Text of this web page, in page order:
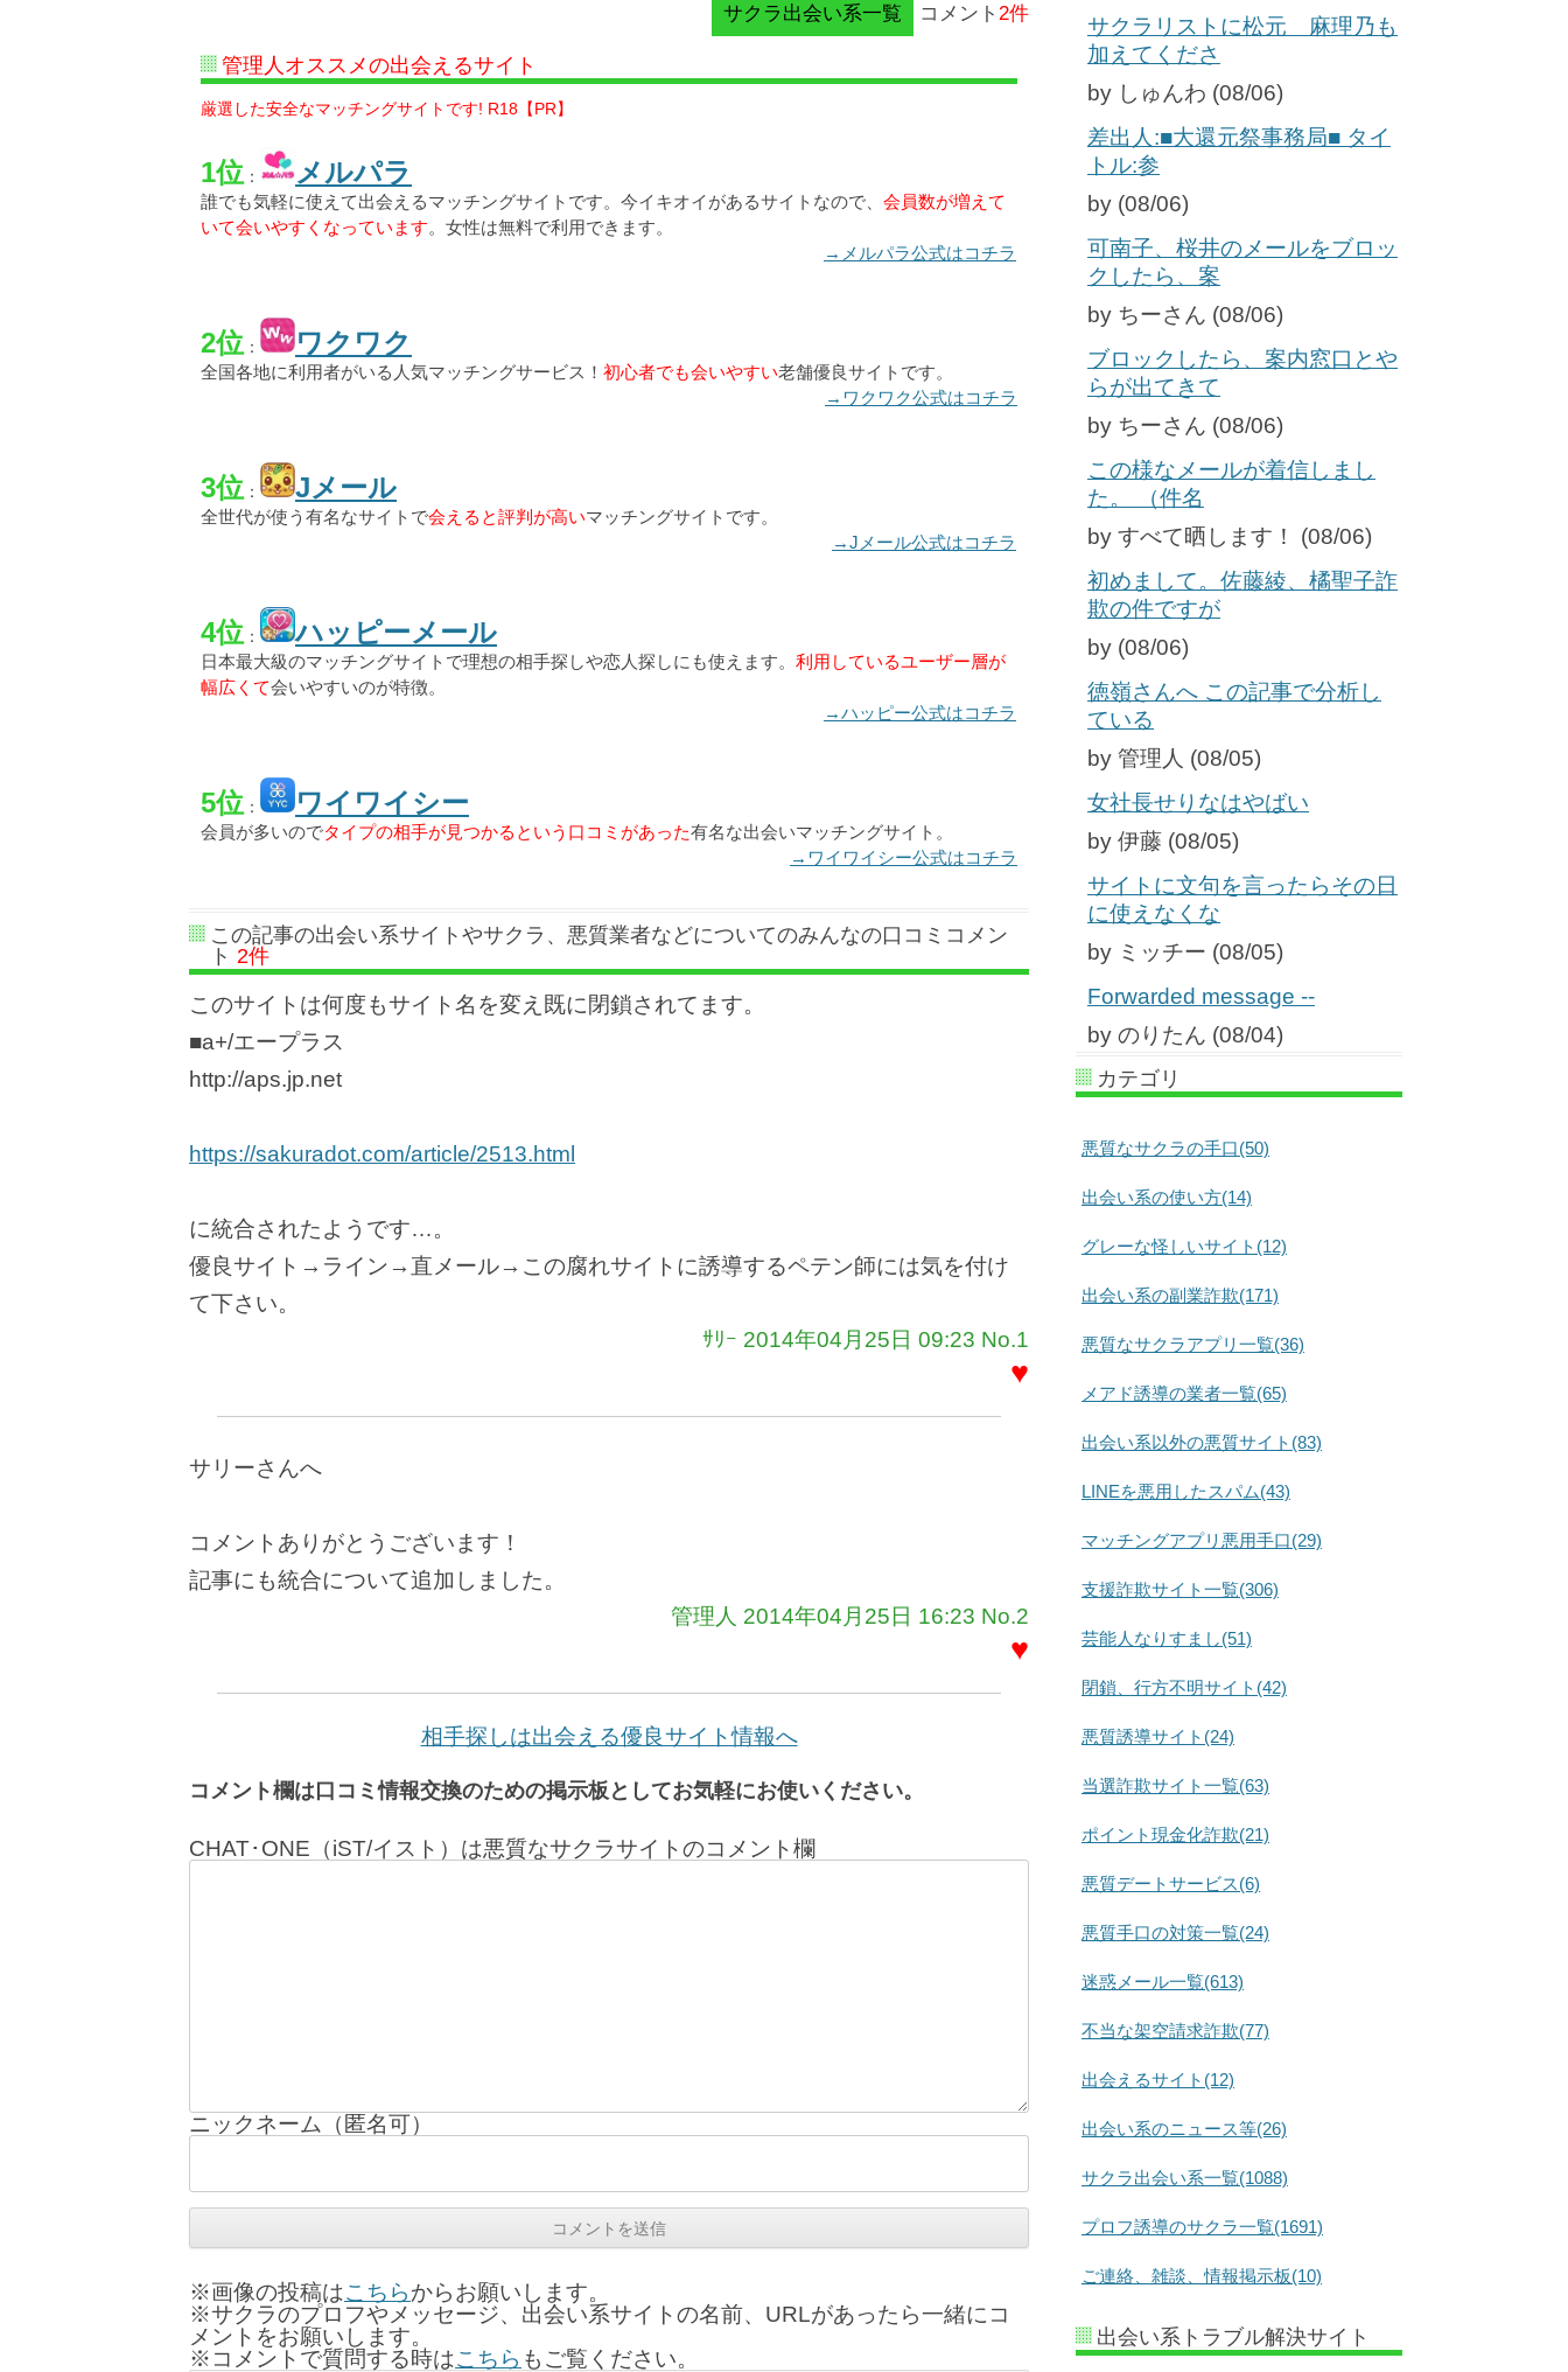
サクラ出会い系一覧
コメント 2件
管理人オススメの出会えるサイト
厳選した安全なマッチングサイトです! R18【PR】
1位： メルパラ
誰でも気軽に使えて出会えるマッチングサイトです。今イキオイがあるサイトなので、 会員数が増えて
いて会いやすくなっています。女性は無料で利用できます。
→メルパラ公式はコチラ
2位： ワクワク
全国各地に利用者がいる人気マッチングサービス！ 初心者でも会いやすい老舗優良サイトです。
→ワクワク公式はコチラ
3位： Jメール
全世代が使う有名なサイトで会えると評判が高いマッチングサイトです。
→Jメール公式はコチラ
4位： ハッピーメール
日本最大級のマッチングサイトで理想の相手探しや恋人探しにも使えます。 利用しているユーザー層が
幅広くて会いやすいのが特徴。
→ハッピー公式はコチラ
5位： ワイワイシー
会員が多いのでタイプの相手が見つかるという口コミがあった有名な出会いマッチングサイト。
→ワイワイシー公式はコチラ
この記事の出会い系サイトやサクラ、悪質業者などについてのみんなの口コミコメン
ト 2件
このサイトは何度もサイト名を変え既に閉鎖されてます。
■a+/エープラス
http://aps.jp.net
https://sakuradot.com/article/2513.html
に統合されたようです…。
優良サイト→ライン→直メール→この腐れサイトに誘導するペテン師には気を付け
て下さい。
ｻﾘｰ 2014年04月25日 09:23 No.1
♥
サリーさんへ
コメントありがとうございます！
記事にも統合について追加しました。
管理人 2014年04月25日 16:23 No.2
♥
相手探しは出会える優良サイト情報へ
コメント欄は口コミ情報交換のための掲示板としてお気軽にお使いください。
CHAT･ONE（iST/イスト）は悪質なサクラサイトのコメント欄
ニックネーム（匿名可）
※画像の投稿はこちらからお願いします。
※サクラのプロフやメッセージ、出会い系サイトの名前、URLがあったら一緒にコ
メントをお願いします。
※コメントで質問する時はこちら もご覧ください。
サクラリストに松元 麻理乃も
加えてくださ
by しゅんわ (08/06)
差出人:■大還元祭事務局■ タイ
トル:参
by (08/06)
可南子、桜井のメールをブロッ
クしたら、案
by ちーさん (08/06)
ブロックしたら、案内窓口とや
らが出てきて
by ちーさん (08/06)
この様なメールが着信しまし
た。 （件名
by すべて晒します！ (08/06)
初めまして。佐藤綾、橘聖子詐
欺の件ですが
by (08/06)
徳嶺さんへ この記事で分析し
ている
by 管理人 (08/05)
女社長せりなはやばい
by 伊藤 (08/05)
サイトに文句を言ったらその日
に使えなくな
by ミッチー (08/05)
Forwarded message --
by のりたん (08/04)
カテゴリ
悪質なサクラの手口(50)
出会い系の使い方(14)
グレーな怪しいサイト(12)
出会い系の副業詐欺(171)
悪質なサクラアプリ一覧(36)
メアド誘導の業者一覧(65)
出会い系以外の悪質サイト(83)
LINEを悪用したスパム(43)
マッチングアプリ悪用手口(29)
支援詐欺サイト一覧(306)
芸能人なりすまし(51)
閉鎖、行方不明サイト(42)
悪質誘導サイト(24)
当選詐欺サイト一覧(63)
ポイント現金化詐欺(21)
悪質デートサービス(6)
悪質手口の対策一覧(24)
迷惑メール一覧(613)
不当な架空請求詐欺(77)
出会えるサイト(12)
出会い系のニュース等(26)
サクラ出会い系一覧(1088)
プロフ誘導のサクラ一覧(1691)
ご連絡、雑談、情報掲示板(10)
出会い系トラブル解決サイト